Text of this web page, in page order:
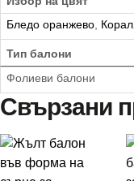
Бледо оранжево
Тип балони
Фолиеви балони
Свързани